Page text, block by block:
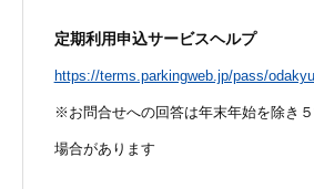
定期利用申込サービスヘルプ
https://terms.parkingweb.jp/pass/
※お問合せへの回答は年末年始を除き
場合があります